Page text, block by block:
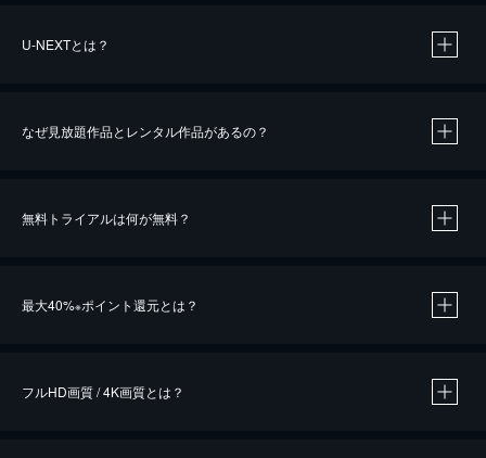
U-NEXTとは？
なぜ見放題作品とレンタル作品があるの？
無料トライアルは何が無料？
最大40%※ポイント還元とは？
フルHD画質 / 4K画質とは？